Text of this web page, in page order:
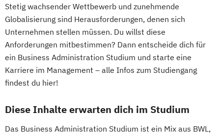
Stetig wachsender Wettbewerb und zunehmende
Globalisierung sind Herausforderungen, denen sich
Unternehmen stellen müssen. Du willst diese
Anforderungen mitbestimmen? Dann entscheide dich für
ein Business Administration Studium und starte eine
Karriere im Management – alle Infos zum Studiengang
findest du hier!
Diese Inhalte erwarten dich im Studium
Das Business Administration Studium ist ein Mix aus BWL,